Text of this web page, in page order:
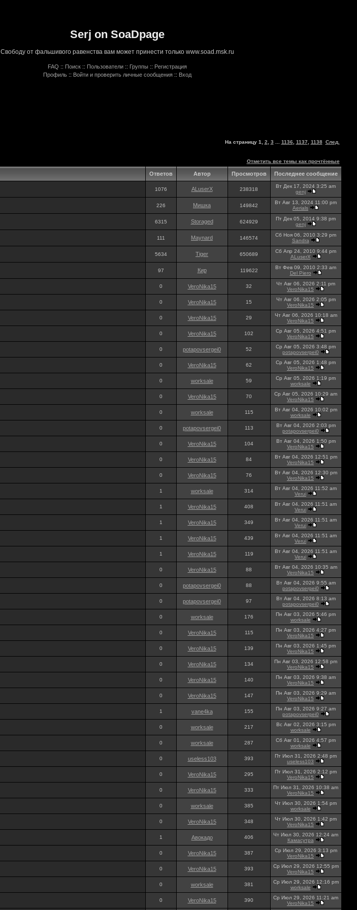
Serj on SoaDpage
Свободу от фальшивого равенства вам может принести только www.soad.msk.ru
FAQ :: Поиск :: Пользователи :: Группы :: Регистрация
Профиль :: Войти и проверить личные сообщения :: Вход
На страницу 1 2 3 1136 1137 1138 След.
Отметить все темы как прочтённые
Ответов Автор Просмотров Последнее сообщение
1076 ALuserX 238318
Вт Дек 17, 2024 3:25 am
genj
226 Мишка 149842
Вт Авг 13, 2024 11:00 pm
Aerials
6315 Storaged 624929
Пт Дек 05, 2014 9:38 pm
genj
111 Maynard 146574
Сб Ноя 06, 2010 3:29 pm
Sandra
5634 Tiger 650689
Сб Апр 24, 2010 9:44 pm
ALuserX
97 Кир 119622
Вт Фев 09, 2010 2:33 am
Del Piero
0 VeroNika15 32
Чт Авг 06, 2026 2:11 pm
VeroNika15
0 VeroNika15 15
Чт Авг 06, 2026 2:05 pm
VeroNika15
0 VeroNika15 29
Чт Авг 06, 2026 10:18 am
VeroNika15
0 VeroNika15 102
Ср Авг 05, 2026 4:51 pm
VeroNika15
0 potapovsergei0 52
Ср Авг 05, 2026 3:48 pm
potapovsergei0
0 VeroNika15 62
Ср Авг 05, 2026 1:48 pm
VeroNika15
0 worksale 59
Ср Авг 05, 2026 1:19 pm
worksale
0 VeroNika15 70
Ср Авг 05, 2026 10:29 am
VeroNika15
0 worksale 115
Вт Авг 04, 2026 10:02 pm
worksale
0 potapovsergei0 113
Вт Авг 04, 2026 2:03 pm
potapovsergei0
0 VeroNika15 104
Вт Авг 04, 2026 1:50 pm
VeroNika15
0 VeroNika15 84
Вт Авг 04, 2026 12:51 pm
VeroNika15
0 VeroNika15 76
Вт Авг 04, 2026 12:30 pm
VeroNika15
1 worksale 314
Вт Авг 04, 2026 11:52 am
Verui
1 VeroNika15 408
Вт Авг 04, 2026 11:51 am
Verui
1 VeroNika15 349
Вт Авг 04, 2026 11:51 am
Verui
1 VeroNika15 439
Вт Авг 04, 2026 11:51 am
Verui
1 VeroNika15 119
Вт Авг 04, 2026 11:51 am
Verui
0 VeroNika15 88
Вт Авг 04, 2026 10:35 am
VeroNika15
0 potapovsergei0 88
Вт Авг 04, 2026 9:55 am
potapovsergei0
0 potapovsergei0 97
Вт Авг 04, 2026 8:13 am
potapovsergei0
0 worksale 176
Пн Авг 03, 2026 5:46 pm
worksale
0 VeroNika15 115
Пн Авг 03, 2026 4:27 pm
VeroNika15
0 VeroNika15 139
Пн Авг 03, 2026 1:45 pm
VeroNika15
0 VeroNika15 134
Пн Авг 03, 2026 12:58 pm
VeroNika15
0 VeroNika15 140
Пн Авг 03, 2026 9:38 am
VeroNika15
0 VeroNika15 147
Пн Авг 03, 2026 9:29 am
VeroNika15
1 vane4ka 155
Пн Авг 03, 2026 9:27 am
potapovsergei0
0 worksale 217
Вс Авг 02, 2026 3:15 pm
worksale
0 worksale 287
Сб Авг 01, 2026 4:57 pm
worksale
0 useless103 393
Пт Июл 31, 2026 2:48 pm
useless103
0 VeroNika15 295
Пт Июл 31, 2026 2:12 pm
VeroNika15
0 VeroNika15 333
Пт Июл 31, 2026 10:38 am
VeroNika15
0 worksale 385
Чт Июл 30, 2026 1:54 pm
worksale
0 VeroNika15 348
Чт Июл 30, 2026 1:42 pm
VeroNika15
1 Авокадо 406
Чт Июл 30, 2026 12:24 am
Камасутра
0 VeroNika15 387
Ср Июл 29, 2026 3:13 pm
VeroNika15
0 VeroNika15 393
Ср Июл 29, 2026 12:55 pm
VeroNika15
0 worksale 381
Ср Июл 29, 2026 12:16 pm
worksale
0 VeroNika15 390
Ср Июл 29, 2026 11:21 am
VeroNika15